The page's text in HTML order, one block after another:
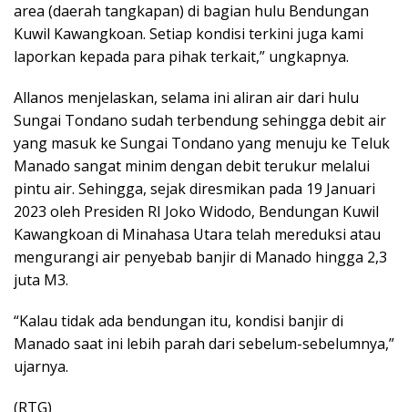
area (daerah tangkapan) di bagian hulu Bendungan
Kuwil Kawangkoan. Setiap kondisi terkini juga kami
laporkan kepada para pihak terkait,” ungkapnya.
Allanos menjelaskan, selama ini aliran air dari hulu
Sungai Tondano sudah terbendung sehingga debit air
yang masuk ke Sungai Tondano yang menuju ke Teluk
Manado sangat minim dengan debit terukur melalui
pintu air. Sehingga, sejak diresmikan pada 19 Januari
2023 oleh Presiden RI Joko Widodo, Bendungan Kuwil
Kawangkoan di Minahasa Utara telah mereduksi atau
mengurangi air penyebab banjir di Manado hingga 2,3
juta M3.
“Kalau tidak ada bendungan itu, kondisi banjir di
Manado saat ini lebih parah dari sebelum-sebelumnya,”
ujarnya.
(RTG)